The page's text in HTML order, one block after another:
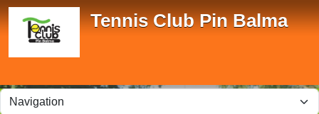
Tennis Club Pin Balma
Panneau de gestion des cookies